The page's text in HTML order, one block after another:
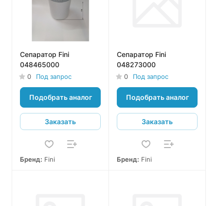
Сепаратор Fini
048465000
0 Под запрос
Подобрать аналог
Заказать
Бренд: Fini
Сепаратор Fini
048273000
0 Под запрос
Подобрать аналог
Заказать
Бренд: Fini